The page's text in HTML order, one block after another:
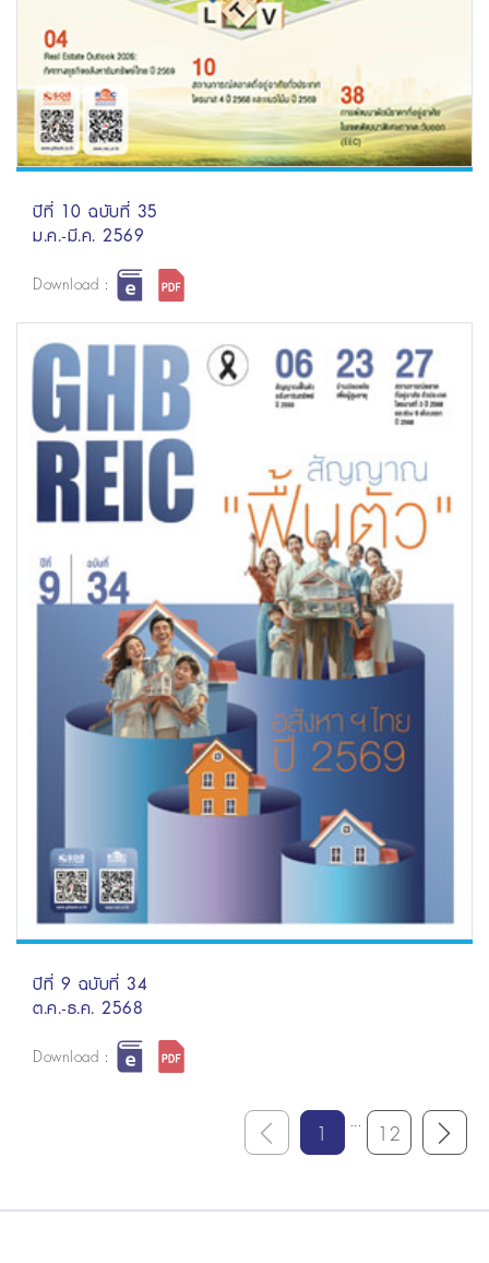
ปีที่ 10 ฉบับที่ 35
ม.ค.-มี.ค. 2569
Download :
ปีที่ 9 ฉบับที่ 34
ต.ค.-ธ.ค. 2568
Download :
1 ... 12